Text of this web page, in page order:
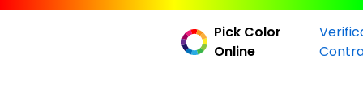
Pick Color
Online